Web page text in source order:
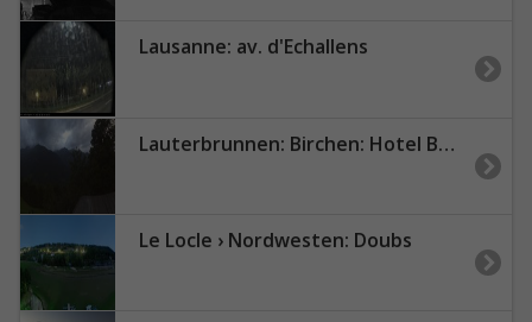
Lausanne: av. d'Echallens
Lauterbrunnen: Birchen: Hotel Bellevue, Wengen
Le Locle › Nordwesten: Doubs